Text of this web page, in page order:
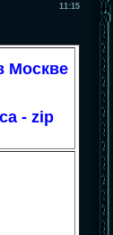
11:15
Москве
- zip